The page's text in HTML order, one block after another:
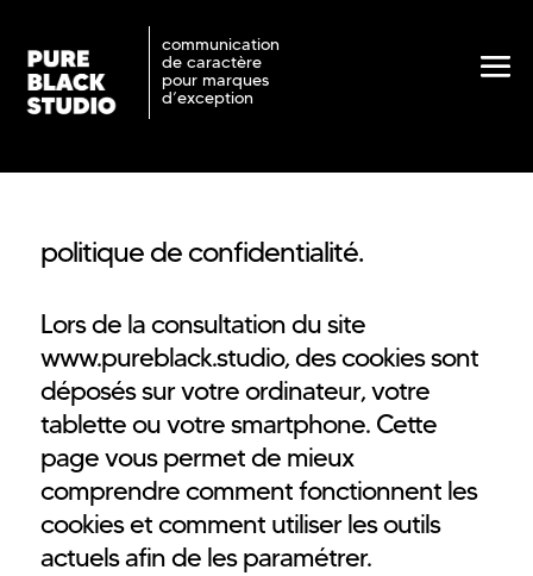
communication
de caractère
pour marques
d’exception
politique de confidentialité.
Lors de la consultation du site
www.pureblack.studio, des cookies sont
déposés sur votre ordinateur, votre
tablette ou votre smartphone. Cette
page vous permet de mieux
comprendre comment fonctionnent les
cookies et comment utiliser les outils
actuels afin de les paramétrer.